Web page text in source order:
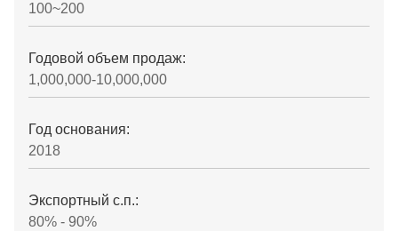
100~200
Годовой объем продаж:
1,000,000-10,000,000
Год основания:
2018
Экспортный с.п.:
80% - 90%